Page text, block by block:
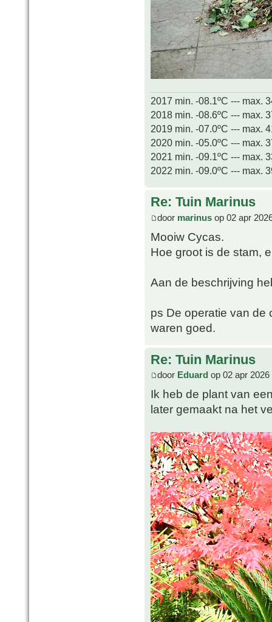
2017 min. -08.1ºC --- max.
2018 min. -08.6ºC --- max.
2019 min. -07.0ºC --- max.
2020 min. -05.0ºC --- max.
2021 min. -09.1ºC --- max.
2022 min. -09.0ºC --- max.
Re: Tuin Marinus
door marinus op 02 apr
Mooiw Cycas.
Hoe groot is de stam,
Aan de beschrijving
ps De operatie van de
waren goed.
Re: Tuin Marinus
door Eduard op 02 apr 2026
Ik heb de plant van
later gemaakt na het